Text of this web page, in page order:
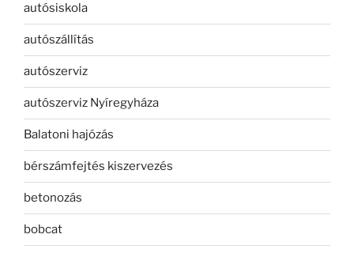
autósiskola
autószállítás
autószerviz
autószerviz Nyíregyháza
Balatoni hajózás
bérszámfejtés kiszervezés
betonozás
bobcat